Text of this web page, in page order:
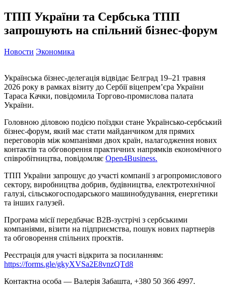
ТПП України та Сербська ТПП
запрошують на спільний бізнес-форум
Новости Экономика
Українська бізнес-делегація відвідає Белград 19–21 травня
2026 року в рамках візиту до Сербії віцепрем’єра України
Тараса Качки, повідомила Торгово-промислова палата
України.
Головною діловою подією поїздки стане Українсько-сербський
бізнес-форум, який має стати майданчиком для прямих
переговорів між компаніями двох країн, налагодження нових
контактів та обговорення практичних напрямків економічного
співробітництва, повідомляє Open4Business.
ТПП України запрошує до участі компанії з агропромислового
сектору, виробництва добрив, будівництва, електротехнічної
галузі, сільськогосподарського машинобудування, енергетики
та інших галузей.
Програма місії передбачає B2B-зустрічі з сербськими
компаніями, візити на підприємства, пошук нових партнерів
та обговорення спільних проєктів.
Реєстрація для участі відкрита за посиланням:
https://forms.gle/gkyXVSa2E8vnzQTd8
Контактна особа — Валерія Забашта, +380 50 366 4997.